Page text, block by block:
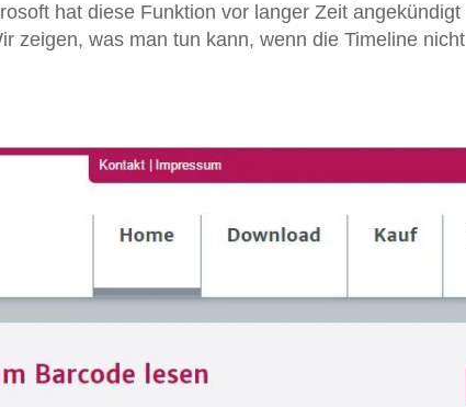
hat diese Funktion vor langer Zeit angekündigt
zeigen, was man tun kann, wenn die Timeline nicht